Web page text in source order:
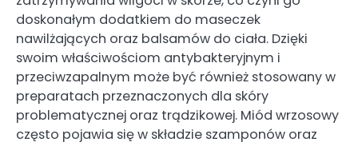
doskonałym dodatkiem do maseczek
nawilżających oraz balsamów do ciała. Dzięki
swoim właściwościom antybakteryjnym i
przeciwzapalnym może być również stosowany w
preparatach przeznaczonych dla skóry
problematycznej oraz trądzikowej. Miód wrzosowy
często pojawia się w składzie szamponów oraz